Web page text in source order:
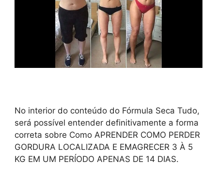
No interior do conteúdo do Fórmula Seca Tudo,
será possível entender definitivamente a forma
correta sobre Como APRENDER COMO PERDER
GORDURA LOCALIZADA E EMAGRECER 3 À 5
KG EM UM PERÍODO APENAS DE 14 DIAS.